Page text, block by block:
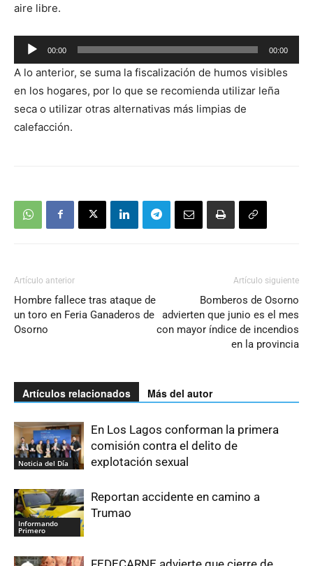
aire libre.
Reproductor
de
audio
00:00 00:00
A lo anterior, se suma la fiscalización de humos visibles
en los hogares, por lo que se recomienda utilizar leña
seca o utilizar otras alternativas más limpias de
calefacción.
Artículo anterior
Hombre fallece tras ataque de
un toro en Feria Ganaderos de
Osorno
Artículo siguiente
Bomberos de Osorno
advierten que junio es el mes
con mayor índice de incendios
en la provincia
Artículos relacionados Más del autor
Noticia del Día
En Los Lagos conforman la primera
comisión contra el delito de
explotación sexual
Informando
Primero
Reportan accidente en camino a
Trumao